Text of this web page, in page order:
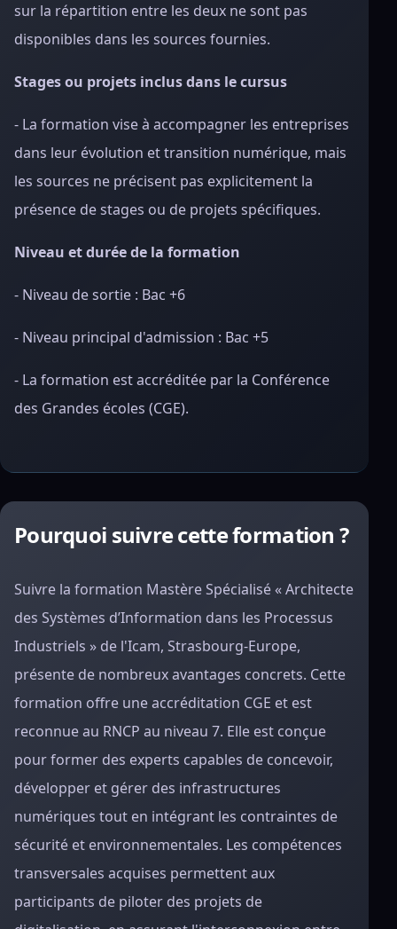
sur la répartition entre les deux ne sont pas
disponibles dans les sources fournies.
Stages ou projets inclus dans le cursus
- La formation vise à accompagner les entreprises
dans leur évolution et transition numérique, mais
les sources ne précisent pas explicitement la
présence de stages ou de projets spécifiques.
Niveau et durée de la formation
- Niveau de sortie : Bac +6
- Niveau principal d'admission : Bac +5
- La formation est accréditée par la Conférence
des Grandes écoles (CGE).
Pourquoi suivre cette formation ?
Suivre la formation Mastère Spécialisé « Architecte
des Systèmes d’Information dans les Processus
Industriels » de l'Icam, Strasbourg-Europe,
présente de nombreux avantages concrets. Cette
formation offre une accréditation CGE et est
reconnue au RNCP au niveau 7. Elle est conçue
pour former des experts capables de concevoir,
développer et gérer des infrastructures
numériques tout en intégrant les contraintes de
sécurité et environnementales. Les compétences
transversales acquises permettent aux
participants de piloter des projets de